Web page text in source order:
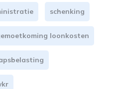
schenking
loonkosten